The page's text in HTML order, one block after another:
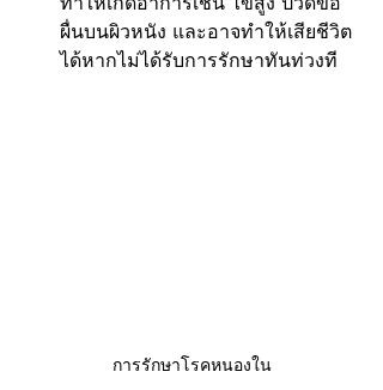
ผื่นบนผิวหนัง และอาจทำให้เสียชีวิต
ได้หากไม่ได้รับการรักษาทันท่วงที
การรักษาโรคหนองใน